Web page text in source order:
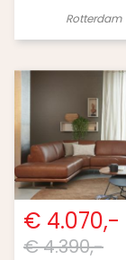
Rotterdam
€ 4.070,-
€ 4.390,-